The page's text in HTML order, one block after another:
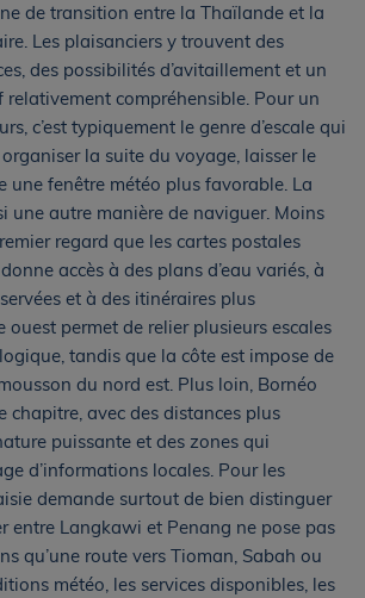
de transition entre la Thaïlande et la
Les plaisanciers y trouvent des
des possibilités d’avitaillement et un
compréhensible. Pour un
c’est typiquement le genre d’escale qui
la suite du voyage, laisser le
une fenêtre météo plus favorable. La
une autre manière de naviguer. Moins
regard que les cartes postales
accès à des plans d’eau variés, à
et à des itinéraires plus
ouest permet de relier plusieurs escales
tandis que la côte est impose de
du nord est. Plus loin, Bornéo
chapitre, avec des distances plus
puissante et des zones qui
d’informations locales. Pour les
demande surtout de bien distinguer
entre Langkawi et Penang ne pose pas
qu’une route vers Tioman, Sabah ou
météo, les services disponibles, les